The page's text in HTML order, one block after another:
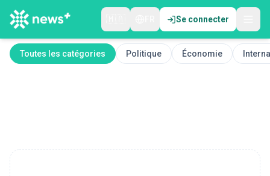
Se connecter
Toutes les catégories Politique Économie